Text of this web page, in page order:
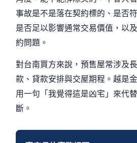
事故是不是落在契約標的、是否
是否足以影響通常交易價值，以
約問題。
對台南買方來說，預售屋常涉及
款、貸款安排與交屋期程。越是
用一句「我覺得這是凶宅」來代
斷。